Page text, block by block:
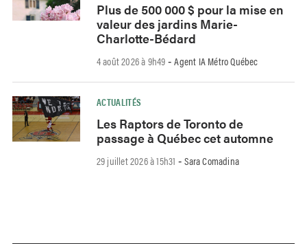
Plus de 500 000 $ pour la mise en
valeur des jardins Marie-
Charlotte-Bédard
4 août 2026 à 9h49 -Agent IA Métro Québec
ACTUALITÉS
Les Raptors de Toronto de
passage à Québec cet automne
29 juillet 2026 à 15h31 -Sara Comadina